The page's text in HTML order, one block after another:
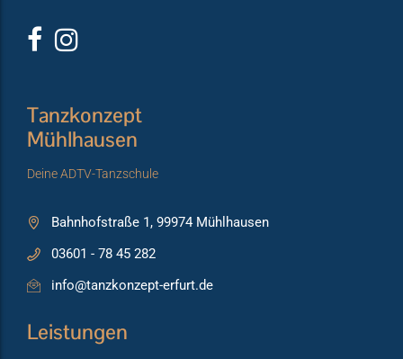
Tanzkonzept
Mühlhausen
Deine ADTV-Tanzschule
Bahnhofstraße 1, 99974 Mühlhausen
03601 - 78 45 282
info@tanzkonzept-erfurt.de
Leistungen